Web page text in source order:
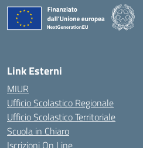
Link Esterni
MIUR
Ufficio Scolastico Regionale
Ufficio Scolastico Territoriale
Scuola in Chiaro
Iscrizioni On Line